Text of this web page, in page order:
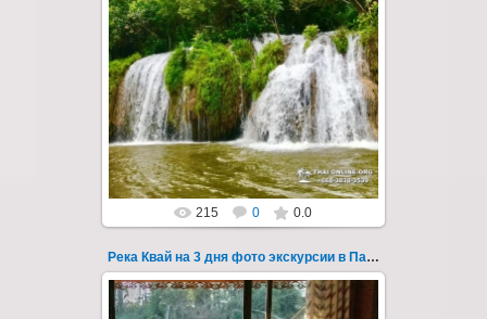
22.03.2023
Тур на три дня из Паттайи на реку Квай,
водопады Эраван, Сайок Ной и Сайок Яй,
затопленный город Сангклабури, деревня...
Thai-Online
215 0 0.0
Река Квай на 3 дня фото экскурсии в Паттайе 42